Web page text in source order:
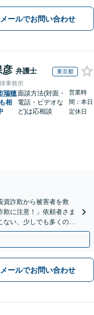
メールでお問い合わせ
彦 弁護士 東京都
事務所
瑞穂
相
面談方法(対面・
電話・ビデオな
ど)は応相談
営業時
間：本日
定休日
資詐欺から被害者を救
に注意！」依頼者さま
ない、少しでも多くの返
メールでお問い合わせ